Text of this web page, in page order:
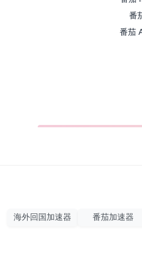
番
番茄
海外回国加速器 番茄加速器